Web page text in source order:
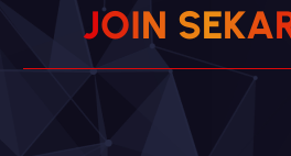
JOIN SEKA